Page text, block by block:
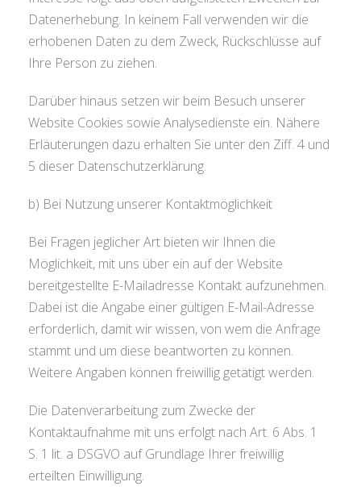
Datenerhebung. In keinem Fall verwenden wir die
erhobenen Daten zu dem Zweck, Rückschlüsse auf
Ihre Person zu ziehen.
Darüber hinaus setzen wir beim Besuch unserer
Website Cookies sowie Analysedienste ein. Nähere
Erläuterungen dazu erhalten Sie unter den Ziff. 4 und
5 dieser Datenschutzerklärung.
b) Bei Nutzung unserer Kontaktmöglichkeit
Bei Fragen jeglicher Art bieten wir Ihnen die
Möglichkeit, mit uns über ein auf der Website
bereitgestellte E-Mailadresse Kontakt aufzunehmen.
Dabei ist die Angabe einer gültigen E-Mail-Adresse
erforderlich, damit wir wissen, von wem die Anfrage
stammt und um diese beantworten zu können.
Weitere Angaben können freiwillig getätigt werden.
Die Datenverarbeitung zum Zwecke der
Kontaktaufnahme mit uns erfolgt nach Art. 6 Abs. 1
S. 1 lit. a DSGVO auf Grundlage Ihrer freiwillig
erteilten Einwilligung.